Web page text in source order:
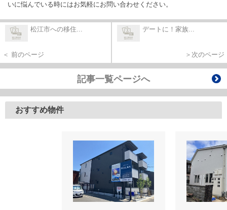
いに悩んでいる時にはお気軽にお問い合わせください。
松江市への移住...
＜ 前のページ
デートに！家族...
＞次のページ
記事一覧ページへ
おすすめ物件